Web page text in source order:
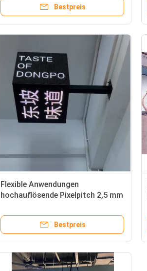
Bestpreis
Flexible Anwendungen
hochauflösende Pixelpitch 2,5 mm
Unterhaltungsstätten
Bestpreis